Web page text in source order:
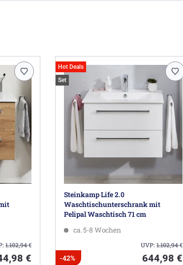
1.102,94€
€
Hot Deals
Set
Steinkamp Life 2.0
Waschtischunterschrank mit
Pelipal Waschtisch 71 cm
ca. 5-8 Wochen
UVP:1.102,94€
-42% 644,98 €